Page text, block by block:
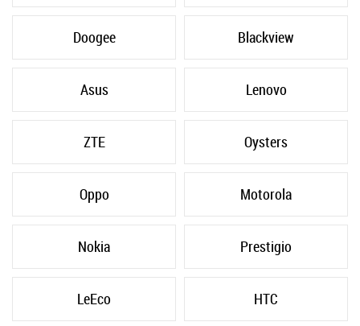
Doogee Blackview
Asus Lenovo
ZTE Oysters
Oppo Motorola
Nokia Prestigio
LeEco HTC